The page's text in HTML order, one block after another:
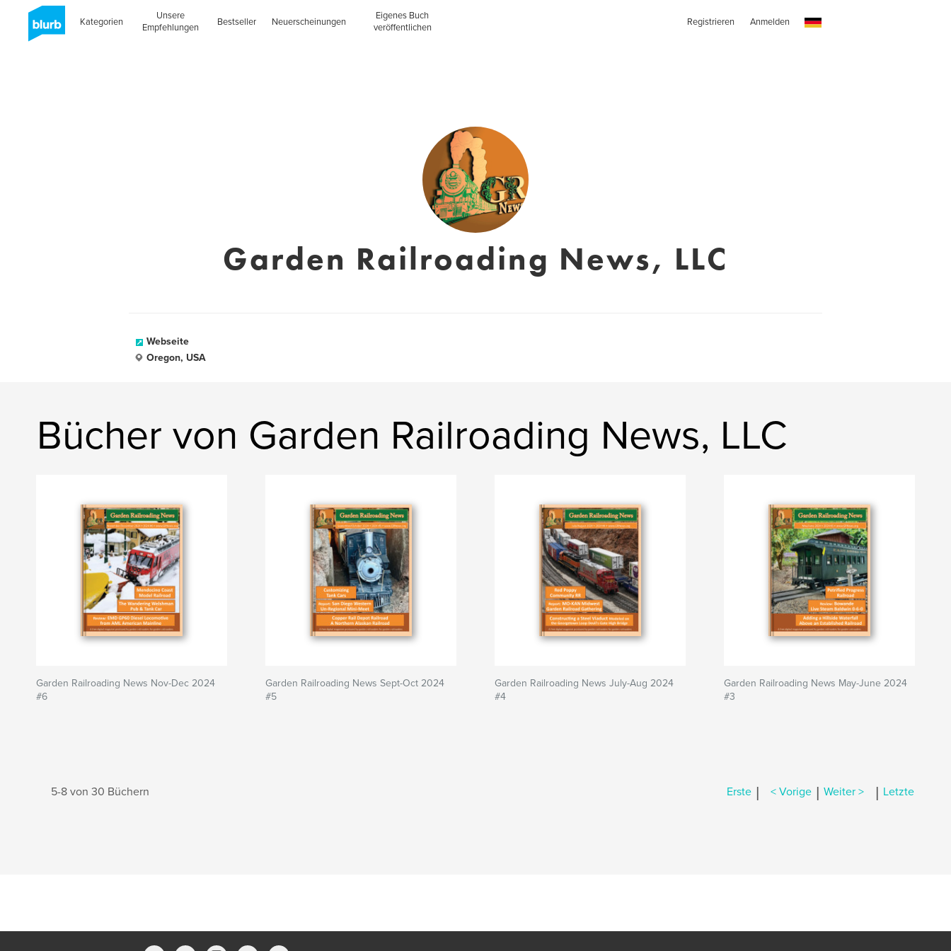
Kategorien
Unsere
Empfehlungen
Bestseller Neuerscheinungen
Eigenes Buch
veröffentlichen
Registrieren Anmelden
Garden Railroading News, LLC
Webseite
Oregon, USA
Bücher von Garden Railroading News, LLC
Garden Railroading News Nov-Dec 2024
#6
Garden Railroading News Sept-Oct 2024
#5
Garden Railroading News July-Aug 2024
#4
Garden Railroading News May-June 2024
#3
5-8 von 30 Büchern Erste | < Vorige | Weiter > | Letzte